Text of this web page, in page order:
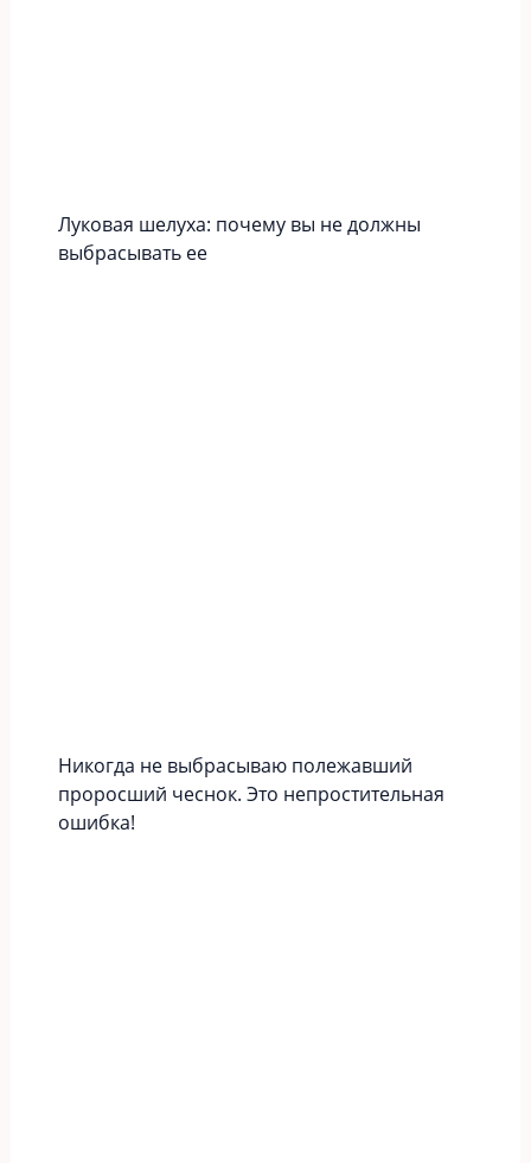
Луковая шелуха: почему вы не должны
выбрасывать ее
Никогда не выбрасываю полежавший
проросший чеснок. Это непростительная
ошибка!